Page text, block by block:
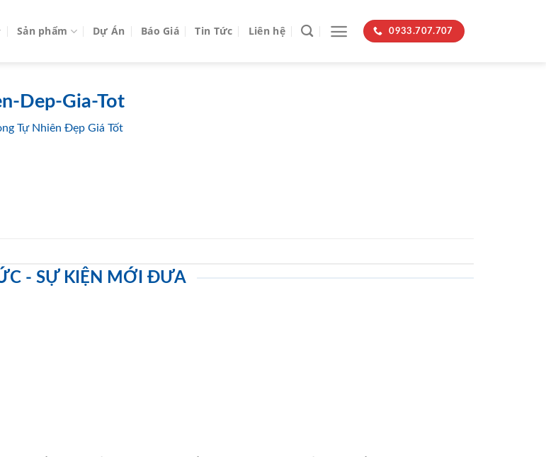
Sản phẩm Dự Án Báo Giá Tin Tức Liên hệ 0933.707.707
Dep-Gia-Tot
Tự Nhiên Đẹp Giá Tốt
- SỰ KIỆN MỚI ĐƯA